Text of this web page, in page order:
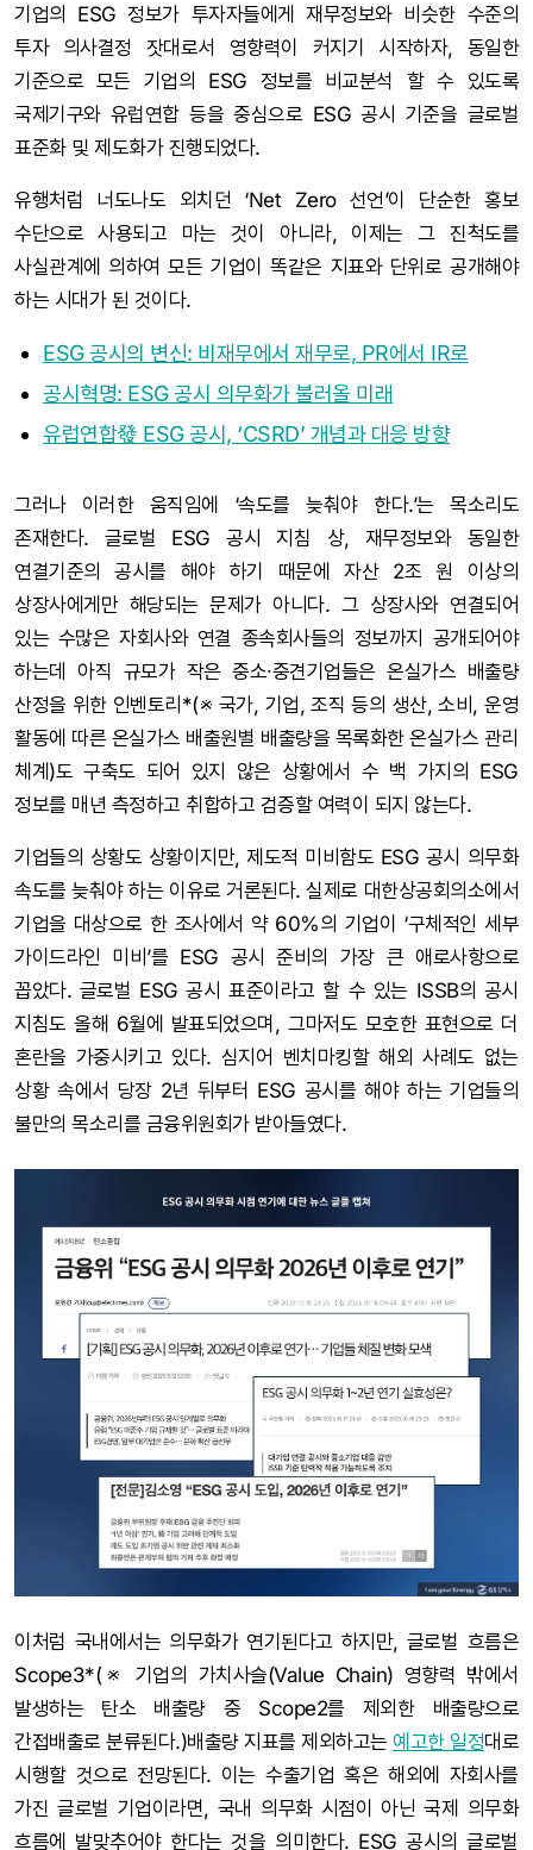
기업의 ESG 정보가 투자자들에게 재무정보와 비슷한 수준의
투자 의사결정 잣대로서 영향력이 커지기 시작하자, 동일한
기준으로 모든 기업의 ESG 정보를 비교분석 할 수 있도록
국제기구와 유럽연합 등을 중심으로 ESG 공시 기준을 글로벌
표준화 및 제도화가 진행되었다.
유행처럼 너도나도 외치던 ‘Net Zero 선언’이 단순한 홍보
수단으로 사용되고 마는 것이 아니라, 이제는 그 진척도를
사실관계에 의하여 모든 기업이 똑같은 지표와 단위로 공개해야
하는 시대가 된 것이다.
ESG 공시의 변신: 비재무에서 재무로, PR에서 IR로
공시혁명: ESG 공시 의무화가 불러올 미래
유럽연합發 ESG 공시, ‘CSRD’ 개념과 대응 방향
그러나 이러한 움직임에 ‘속도를 늦춰야 한다.’는 목소리도
존재한다. 글로벌 ESG 공시 지침 상, 재무정보와 동일한
연결기준의 공시를 해야 하기 때문에 자산 2조 원 이상의
상장사에게만 해당되는 문제가 아니다. 그 상장사와 연결되어
있는 수많은 자회사와 연결 종속회사들의 정보까지 공개되어야
하는데 아직 규모가 작은 중소∙중견기업들은 온실가스 배출량
산정을 위한 인벤토리*(※ 국가, 기업, 조직 등의 생산, 소비, 운영
활동에 따른 온실가스 배출원별 배출량을 목록화한 온실가스 관리
체계)도 구축도 되어 있지 않은 상황에서 수 백 가지의 ESG
정보를 매년 측정하고 취합하고 검증할 여력이 되지 않는다.
기업들의 상황도 상황이지만, 제도적 미비함도 ESG 공시 의무화
속도를 늦춰야 하는 이유로 거론된다. 실제로 대한상공회의소에서
기업을 대상으로 한 조사에서 약 60%의 기업이 ‘구체적인 세부
가이드라인 미비’를 ESG 공시 준비의 가장 큰 애로사항으로
꼽았다. 글로벌 ESG 공시 표준이라고 할 수 있는 ISSB의 공시
지침도 올해 6월에 발표되었으며, 그마저도 모호한 표현으로 더
혼란을 가중시키고 있다. 심지어 벤치마킹할 해외 사례도 없는
상황 속에서 당장 2년 뒤부터 ESG 공시를 해야 하는 기업들의
불만의 목소리를 금융위원회가 받아들였다.
이처럼 국내에서는 의무화가 연기된다고 하지만, 글로벌 흐름은
Scope3*(※ 기업의 가치사슬(Value Chain) 영향력 밖에서
발생하는 탄소 배출량 중 Scope2를 제외한 배출량으로
간접배출로 분류된다.)배출량 지표를 제외하고는 예고한 일정대로
시행할 것으로 전망된다. 이는 수출기업 혹은 해외에 자회사를
가진 글로벌 기업이라면, 국내 의무화 시점이 아닌 국제 의무화
흐름에 발맞추어야 한다는 것을 의미한다. ESG 공시의 글로벌